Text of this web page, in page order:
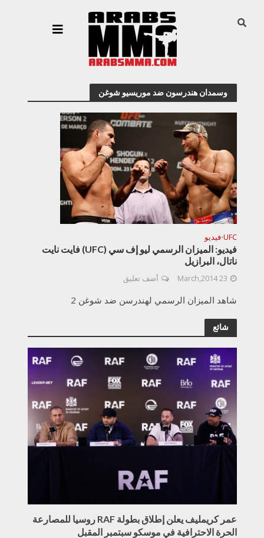
وسمدان هندرسون ضد موريسيو شوغن
UFC
•فيديو
فيديو: الميزان الرسمي ليو إف سي (UFC) فايت نايت
ناتال، البرازيل
23 March,2014 أضف تعليق
شاهد الميزان الرسمي لهندرسن ضد شوغن 2
شائع
عمر كريمليف يعلن إطلاق بطولة RAF روسيا للمصارعة
الحرة الاحترافية في موسكو سبتمبر المقبل